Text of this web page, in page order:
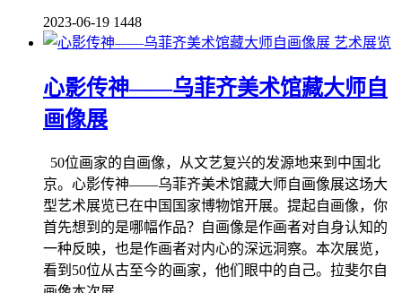
2023-06-19 1448
艺术展览
心影传神——乌菲齐美术馆藏大师自
画像展
50位画家的自画像，从文艺复兴的发源地来到中国北
京。心影传神——乌菲齐美术馆藏大师自画像展这场大
型艺术展览已在中国国家博物馆开展。提起自画像，你
首先想到的是哪幅作品？自画像是作画者对自身认知的
一种反映，也是作画者对内心的深远洞察。本次展览，
看到50位从古至今的画家，他们眼中的自己。拉斐尔自